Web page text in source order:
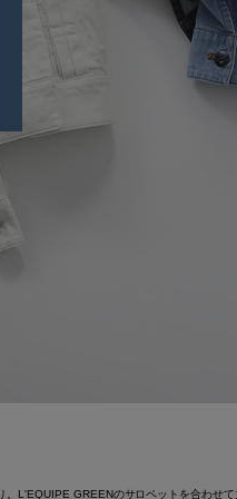
L'EQUIPE GREENのサロペットを合わ